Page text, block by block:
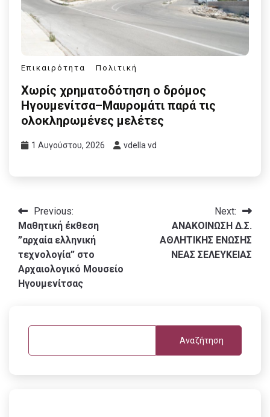
Επικαιρότητα Πολιτική
Χωρίς χρηματοδότηση ο δρόμος
Ηγουμενίτσα–Μαυρομάτι παρά τις
ολοκληρωμένες μελέτες
1 Αυγούστου, 2026 vdella vd
Πλοήγηση
άρθρων
Previous:
Μαθητική έκθεση
”αρχαία ελληνική
τεχνολογία” στο
Αρχαιολογικό Μουσείο
Ηγουμενίτσας
Next:
ΑΝΑΚΟΙΝΩΣΗ Δ.Σ.
ΑΘΛΗΤΙΚΗΣ ΕΝΩΣΗΣ
ΝΕΑΣ ΣΕΛΕΥΚΕΙΑΣ
Αναζήτηση